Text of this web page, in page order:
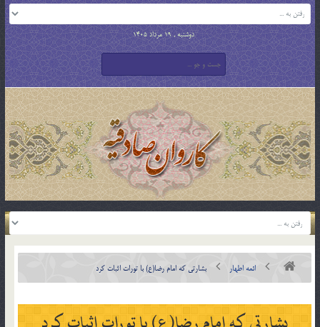
دوشنبه , 19 مرداد 1405
ائمه اطهار بشارتی که امام رضا(ع) با تورات اثبات کرد